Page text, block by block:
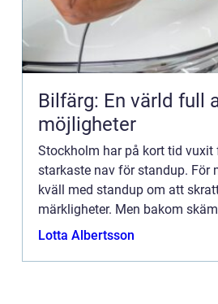
Bilfärg: En värld full
möjligheter
Stockholm har på kort tid vuxit
starkaste nav för standup. För
kväll med standup om att
märkligheter. Men bakom
kultur: klubbar, k...
Lotta Albertsson